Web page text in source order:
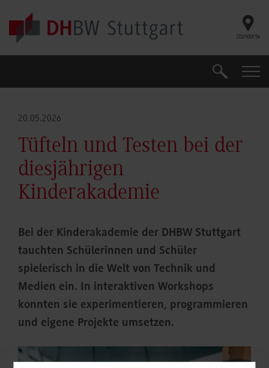
Skip to main content
Standorte
Suche
20.05.2026
Tüfteln und Testen bei der
diesjährigen
Kinderakademie
Bei der Kinderakademie der DHBW Stuttgart
tauchten Schülerinnen und Schüler
spielerisch in die Welt von Technik und
Medien ein. In interaktiven Workshops
konnten sie experimentieren, programmieren
und eigene Projekte umsetzen.